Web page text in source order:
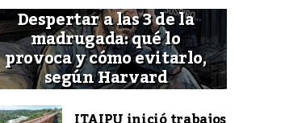
Despertar a las 3 de la
madrugada: qué lo
provoca y cómo evitarlo,
según Harvard